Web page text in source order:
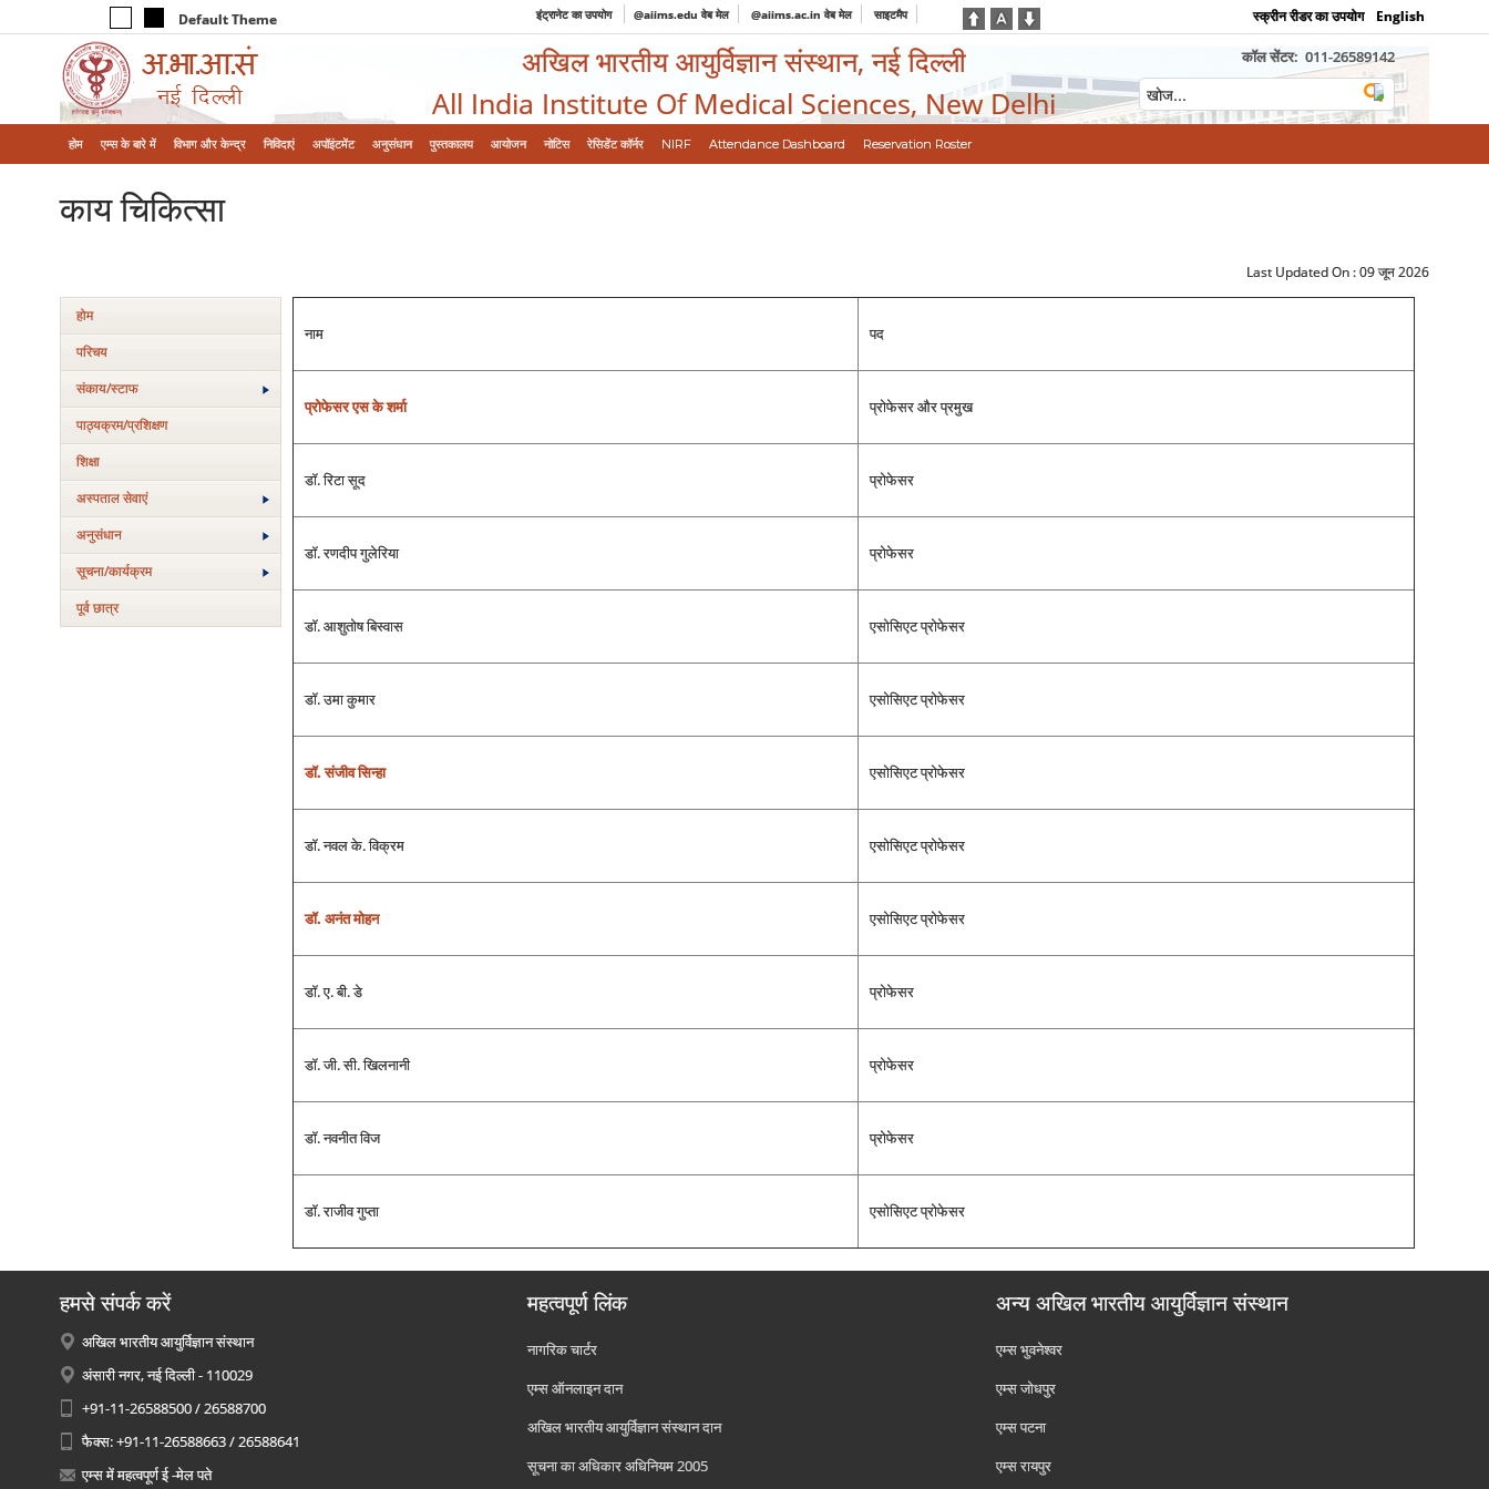
Default Theme इंट्रानेट का उपयोग @aiims.edu वेब मेल @aiims.ac.in वेब मेल साइटमैप स्क्रीन रीडर का उपयोग English
अखिल भारतीय आयुर्विज्ञान संस्थान, नई दिल्ली
All India Institute Of Medical Sciences, New Delhi
कॉल सेंटर: 011-26589142
होम एम्‍स के बारे में विभाग और केन्‍द्र निविदाएं अपॉइंटमेंट अनुसंधान पुस्तकालय आयोजन नोटिस रेसिडेंट कॉर्नर NIRF Attendance Dashboard Reservation Roster
काय चिकित्‍सा
Last Updated On :09 जून 2026
होम
परिचय
संकाय/स्‍टाफ
पाठ्यक्रम/प्रशिक्षण
शिक्षा
अस्‍पताल सेवाएं
अनुसंधान
सूचना/कार्यक्रम
पूर्व छात्र
नाम पद
प्रोफेसर एस के शर्मा प्रोफेसर और प्रमुख
डॉ. रिटा सूद प्रोफेसर
डॉ. रणदीप गुलेरिया प्रोफेसर
डॉ. आशुतोष बिस्‍वास एसोसिएट प्रोफेसर
डॉ. उमा कुमार एसोसिएट प्रोफेसर
डॉ. संजीव सिन्‍हा एसोसिएट प्रोफेसर
डॉ. नवल के. विक्रम एसोसिएट प्रोफेसर
डॉ. अनंत मोहन एसोसिएट प्रोफेसर
डॉ. ए. बी. डे प्रोफेसर
डॉ. जी. सी. खिलनानी प्रोफेसर
डॉ. नवनीत विज प्रोफेसर
डॉ. राजीव गुप्‍ता एसोसिएट प्रोफेसर
हमसे संपर्क करें
अखिल भारतीय आयुर्विज्ञान संस्थान
अंसारी नगर, नई दिल्ली - 110029
+91-11-26588500 / 26588700
फैक्स: +91-11-26588663 / 26588641
एम्स में महत्वपूर्ण ई -मेल पते
महत्वपूर्ण लिंक
नागरिक चार्टर
एम्स ऑनलाइन दान
अखिल भारतीय आयुर्विज्ञान संस्थान दान
सूचना का अधिकार अधिनियम 2005
अन्य अखिल भारतीय आयुर्विज्ञान संस्थान
एम्‍स भुवनेश्वर
एम्‍स जोधपुर
एम्‍स पटना
एम्‍स रायपुर